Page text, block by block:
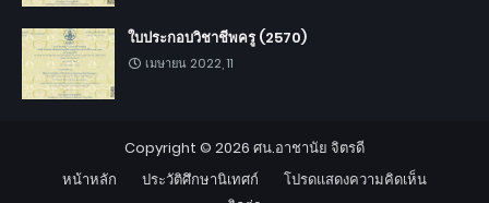
ใบประกอบวิชาชีพครู (2570)
เมษายน 2022, 11
Copyright © 2026 ศน.อาชานัย จิตรดี
หน้าหลัก
ประวัติศึกษานิเทศก์
โปรดแสดงความคิดเห็น